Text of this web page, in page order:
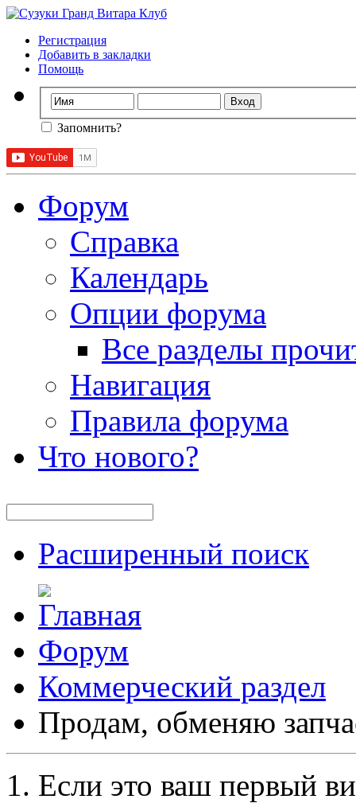
Регистрация
Добавить в закладки
Помощь
Запомнить?
Форум
Справка
Календарь
Опции форума
Все разделы
Навигация
Правила форума
Что нового?
Расширенный поиск
Форум
Коммерческий раздел
Продам, обменяю
Если это ваш первый